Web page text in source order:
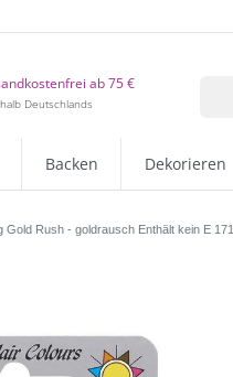
ab 75 €
Deutschlands
Backen Dekorieren
Rush - goldrausch Enthält kein E 171